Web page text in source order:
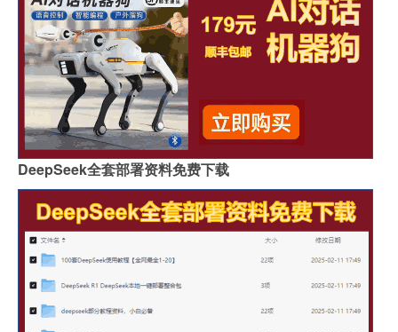
DeepSeek全套部署资料免费下载